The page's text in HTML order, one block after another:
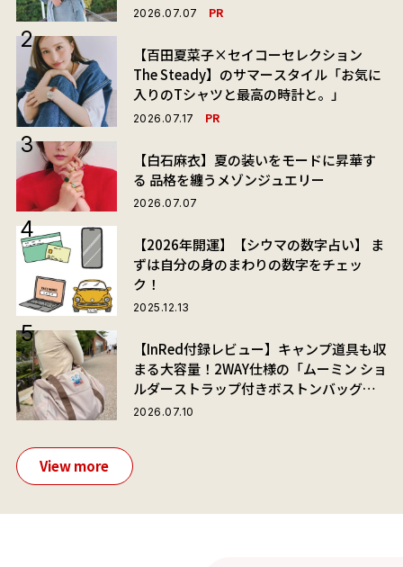
2026.07.07 PR
【百田夏菜子×セイコーセレクション
The Steady】のサマースタイル「お気に
入りのTシャツと最高の時計と。」
2026.07.17 PR
【白石麻衣】夏の装いをモードに昇華す
る 品格を纏うメゾンジュエリー
2026.07.07
【2026年開運】【シウマの数字占い】 ま
ずは自分の身のまわりの数字をチェッ
ク！
2025.12.13
【InRed付録レビュー】キャンプ道具も収
まる大容量！2WAY仕様の「ムーミン ショ
ルダーストラップ付きボストンバッグ」
が夏旅におすすめな理由
2026.07.10
View more